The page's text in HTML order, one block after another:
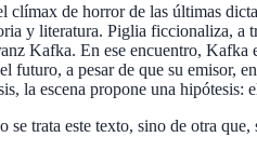
clímax de horror de las últimas
y literatura. Piglia ficcionaliza, a
Kafka. En ese encuentro, Kafka
futuro, a pesar de que su emisor,
la escena propone una
se trata este texto, sino de otra